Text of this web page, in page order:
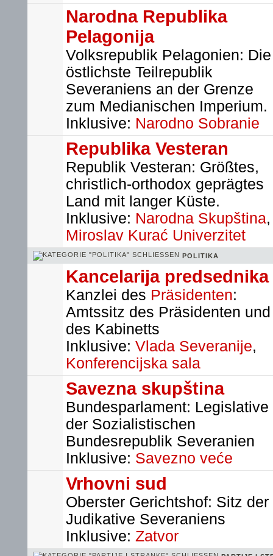
Narodna Republika
Pelagonija
Volksrepublik Pelagonien: Die
östlichste Teilrepublik
Severaniens an der Grenze
zum Medianischen Imperium.
Inklusive: Narodno Sobranie
Republika Vesteran
Republik Vesteran: Größtes,
christlich-orthodox geprägtes
Land mit langer Küste.
Inklusive: Narodna Skupština,
Miroslav Kurać Univerzitet
POLITIKA
Kancelarija predsednika
Kanzlei des Präsidenten:
Amtssitz des Präsidenten und
des Kabinetts
Inklusive: Vlada Severanije,
Konferencijska sala
Savezna skupština
Bundesparlament: Legislative
der Sozialistischen
Bundesrepublik Severanien
Inklusive: Savezno veće
Vrhovni sud
Oberster Gerichtshof: Sitz der
Judikative Severaniens
Inklusive: Zatvor